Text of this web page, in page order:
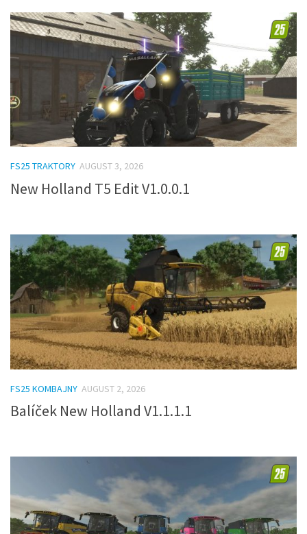
FS25 TRAKTORY AUGUST 3, 2026
New Holland T5 Edit V1.0.0.1
FS25 KOMBAJNY AUGUST 2, 2026
Balíček New Holland V1.1.1.1